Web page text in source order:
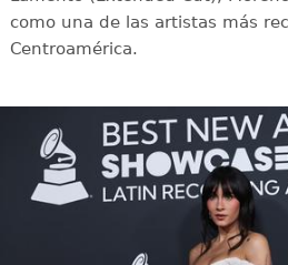
como una de las artistas más
Centroamérica.